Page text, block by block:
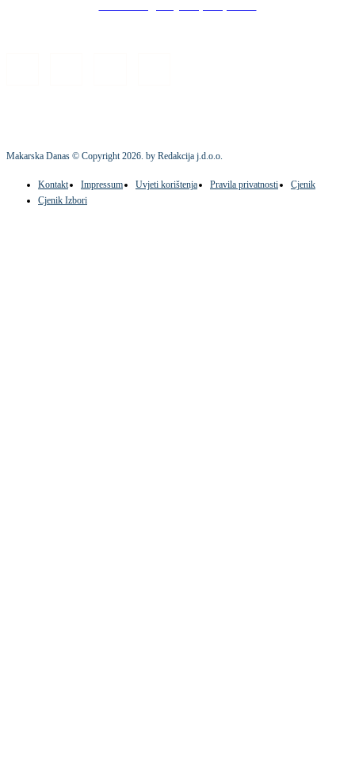
Makarska Danas © Copyright2026. by Redakcija j.d.o.o.
Kontakt Impressum Uvjeti korištenja Pravila privatnosti
Cjenik
Cjenik Izbori